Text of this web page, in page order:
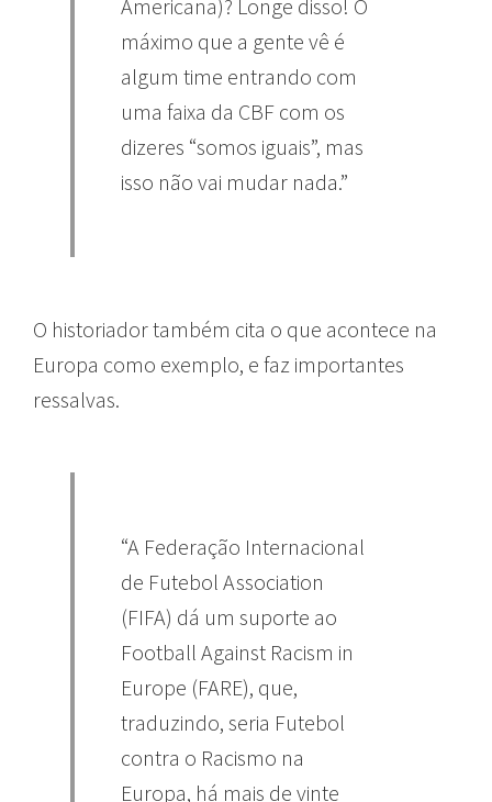
Americana)? Longe disso! O
máximo que a gente vê é
algum time entrando com
uma faixa da CBF com os
dizeres “somos iguais”, mas
isso não vai mudar nada.”
O historiador também cita o que acontece na
Europa como exemplo, e faz importantes
ressalvas.
“A Federação Internacional
de Futebol Association
(FIFA) dá um suporte ao
Football Against Racism in
Europe (FARE), que,
traduzindo, seria Futebol
contra o Racismo na
Europa, há mais de vinte